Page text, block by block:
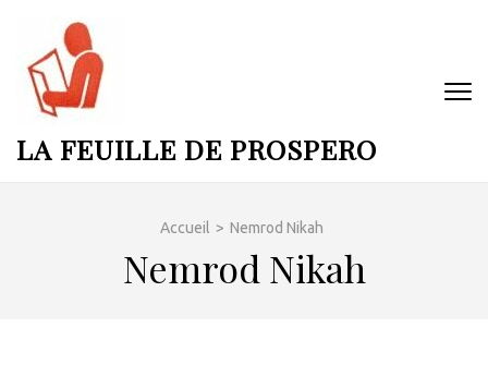
contenu
(Pressez
Entrée)
LA FEUILLE DE PROSPERO
Accueil > Nemrod Nikah
Nemrod Nikah